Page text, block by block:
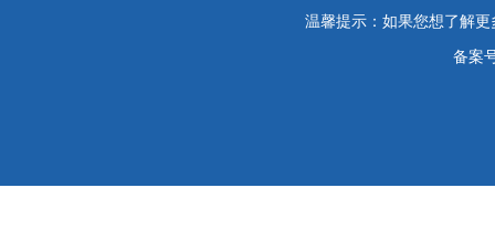
温馨提示：如果您想了解
备案